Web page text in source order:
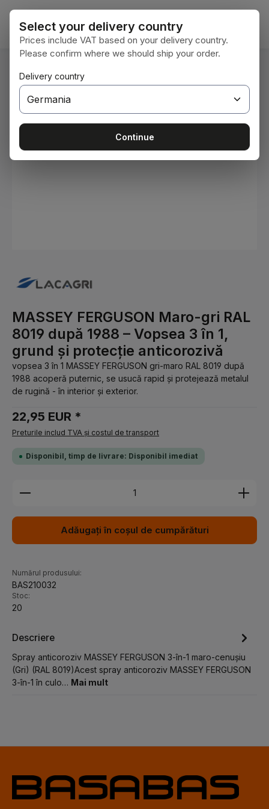
Sari la conținutul principal
Sunteți aici: Acasă
MASSEY FERGUSON Maro-gri RAL
8019 după 1988 – Vopsea 3 în 1,
grund și protecție anticorozivă
vopsea 3 în 1 MASSEY FERGUSON gri-maro RAL 8019 după
1988 acoperă puternic, se usucă rapid și protejează metalul
de rugină - în interior și exterior.
22,95 EUR *
Preturile includ TVA și costul de transport
Disponibil, timp de livrare: Disponibil imediat
Cantitate produs: Introduceți cantitatea dorită
Adăugați în coșul de cumpărături
Numărul produsului:
BAS210032
Stoc:
20
Descriere
Spray anticoroziv MASSEY FERGUSON 3-în-1 maro-cenușiu
(Gri) (RAL 8019)Acest spray anticoroziv MASSEY FERGUSON
3-în-1 în culo… Mai mult
Select your delivery country
Prices include VAT based on your delivery country.
Please confirm where we should ship your order.
Delivery country
Continue